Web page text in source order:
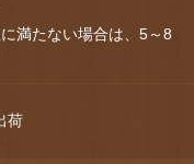
満たない場合は、5～8
荷